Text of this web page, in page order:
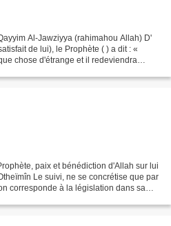
Al-Jawziyya (rahimahou Allah) D'
de lui), le Prophète ( ) a dit : «
chose d'étrange et il redeviendra
paix et bénédiction d'Allah sur lui
Le suivi, ne se concrétise que par
corresponde à la législation dans sa